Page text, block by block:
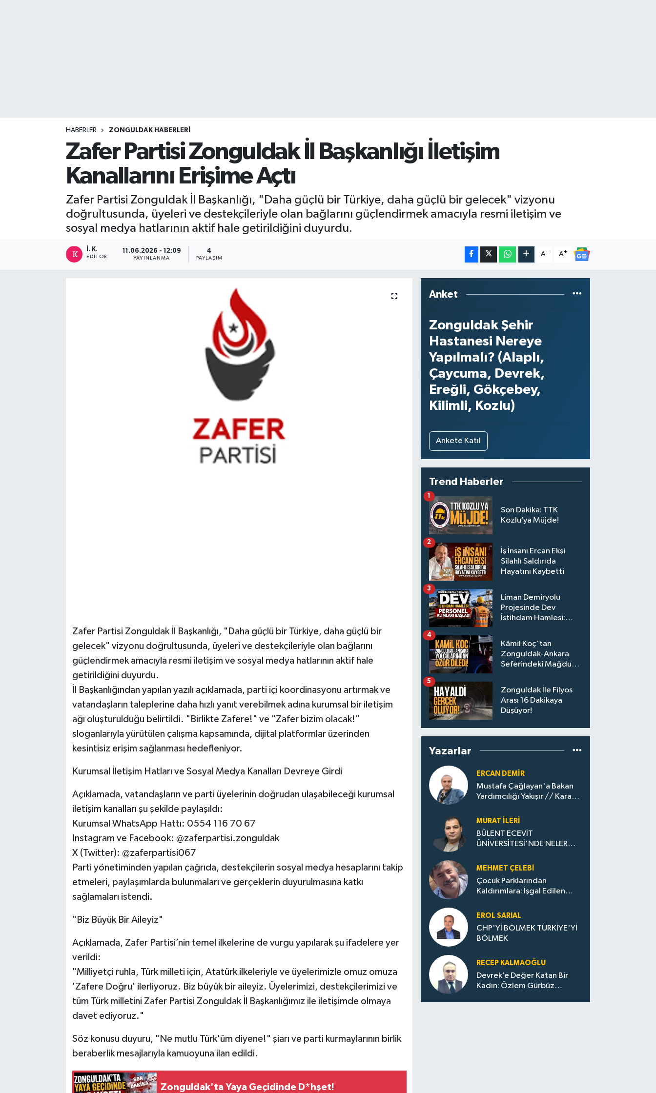
HABERLER ZONGULDAK HABERLERI
Zafer Partisi Zonguldak İl Başkanlığı İletişim
Kanallarını Erişime Açtı
Zafer Partisi Zonguldak İl Başkanlığı, "Daha güçlü bir Türkiye, daha güçlü bir gelecek" vizyonu
doğrultusunda, üyeleri ve destekçileriyle olan bağlarını güçlendirmek amacıyla resmi iletişim ve
sosyal medya hatlarının aktif hale getirildiğini duyurdu.
İ. K.
EDITÖR
11.06.2026 - 12:09
YAYINLANMA
4
PAYLAŞIM
A- A+
​Zafer Partisi Zonguldak İl Başkanlığı, "Daha güçlü bir Türkiye, daha güçlü bir
gelecek" vizyonu doğrultusunda, üyeleri ve destekçileriyle olan bağlarını
güçlendirmek amacıyla resmi iletişim ve sosyal medya hatlarının aktif hale
getirildiğini duyurdu.
​İl Başkanlığından yapılan yazılı açıklamada, parti içi koordinasyonu artırmak ve
vatandaşların taleplerine daha hızlı yanıt verebilmek adına kurumsal bir iletişim
ağı oluşturulduğu belirtildi. "Birlikte Zafere!" ve "Zafer bizim olacak!"
sloganlarıyla yürütülen çalışma kapsamında, dijital platformlar üzerinden
kesintisiz erişim sağlanması hedefleniyor.
​Kurumsal İletişim Hatları ve Sosyal Medya Kanalları Devreye Girdi
​Açıklamada, vatandaşların ve parti üyelerinin doğrudan ulaşabileceği kurumsal
iletişim kanalları şu şekilde paylaşıldı:
​Kurumsal WhatsApp Hattı: 0554 116 70 67
​Instagram ve Facebook: @zaferpartisi.zonguldak
​X (Twitter): @zaferpartisi067
​Parti yönetiminden yapılan çağrıda, destekçilerin sosyal medya hesaplarını takip
etmeleri, paylaşımlarda bulunmaları ve gerçeklerin duyurulmasına katkı
sağlamaları istendi.
​"Biz Büyük Bir Aileyiz"
​Açıklamada, Zafer Partisi’nin temel ilkelerine de vurgu yapılarak şu ifadelere yer
verildi:
​"Milliyetçi ruhla, Türk milleti için, Atatürk ilkeleriyle ve üyelerimizle omuz omuza
'Zafere Doğru' ilerliyoruz. Biz büyük bir aileyiz. Üyelerimizi, destekçilerimizi ve
tüm Türk milletini Zafer Partisi Zonguldak İl Başkanlığımız ile iletişimde olmaya
davet ediyoruz."
​Söz konusu duyuru, "Ne mutlu Türk'üm diyene!" şiarı ve parti kurmaylarının birlik
beraberlik mesajlarıyla kamuoyuna ilan edildi.
Zonguldak'ta Yaya Geçidinde D*hşet!
Anket
Zonguldak Şehir
Hastanesi Nereye
Yapılmalı? (Alaplı,
Çaycuma, Devrek,
Ereğli, Gökçebey,
Kilimli, Kozlu)
Ankete Katıl
Trend Haberler
Son Dakika: TTK
Kozlu’ya Müjde!
1
İş İnsanı Ercan Ekşi
Silahlı Saldırıda
Hayatını Kaybetti
2
Liman Demiryolu
Projesinde Dev
İstihdam Hamlesi:
3
Kâmil Koç'tan
Zonguldak-Ankara
Seferindeki Mağdur
4
Zonguldak İle Filyos
Arası 16 Dakikaya
Düşüyor!
5
Yazarlar
ERCAN DEMIR
Mustafa Çağlayan'a Bakan
Yardımcılığı Yakışır // ​Kara
Zonguldak'ın Dönüşümü..
MURAT İLERI
BÜLENT ECEVİT
ÜNİVERSİTESİ'NDE NELER
MEHMET ÇELEBI
Çocuk Parklarından
Kaldırımlara: İşgal Edilen
Evler Çöp Dolu
EROL SARIAL
CHP'Yİ BÖLMEK TÜRKİYE'Yİ
BÖLMEK
RECEP KALMAOĞLU
Devrek’e Değer Katan Bir
Kadın: Özlem Gürbüz
KASTAMONU